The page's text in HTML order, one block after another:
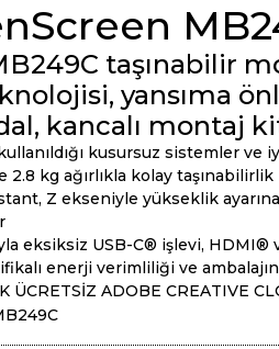
taşınabilir
yansıma
kancalı montaj
kusursuz sistemler
2.8 kg ağırlıkla kolay taşınabilirlik
Z ekseniyle yükseklik
eksiksiz USB-C® işlevi,
enerji verimliliği ve